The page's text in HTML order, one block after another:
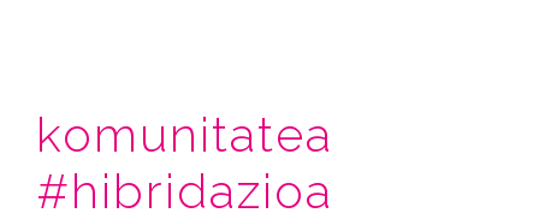
komunitatea
#hibridazioa